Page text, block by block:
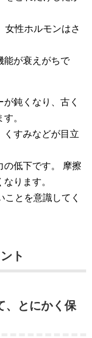
女性ホルモンはさ
能が衰えがちで
鈍くなり、古く
。
くすみなどが目立
の低下です。 摩擦
ります。
とを意識してく
ト
、とにかく保